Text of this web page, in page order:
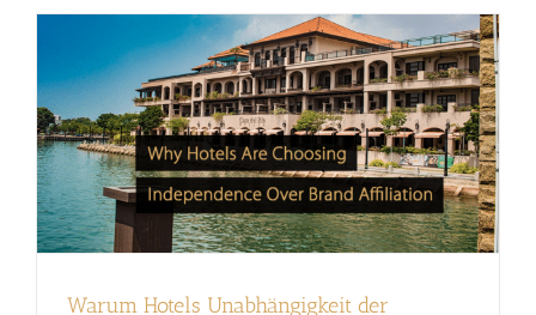
Warum Hotels Unabhängigkeit der